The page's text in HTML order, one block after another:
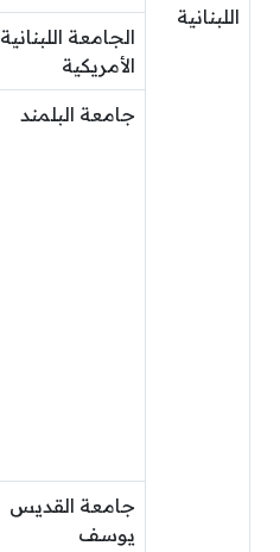
اللبنانية
الجامعة اللبنانية
الأمريكية
جامعة البلمند
جامعة القديس
يوسف